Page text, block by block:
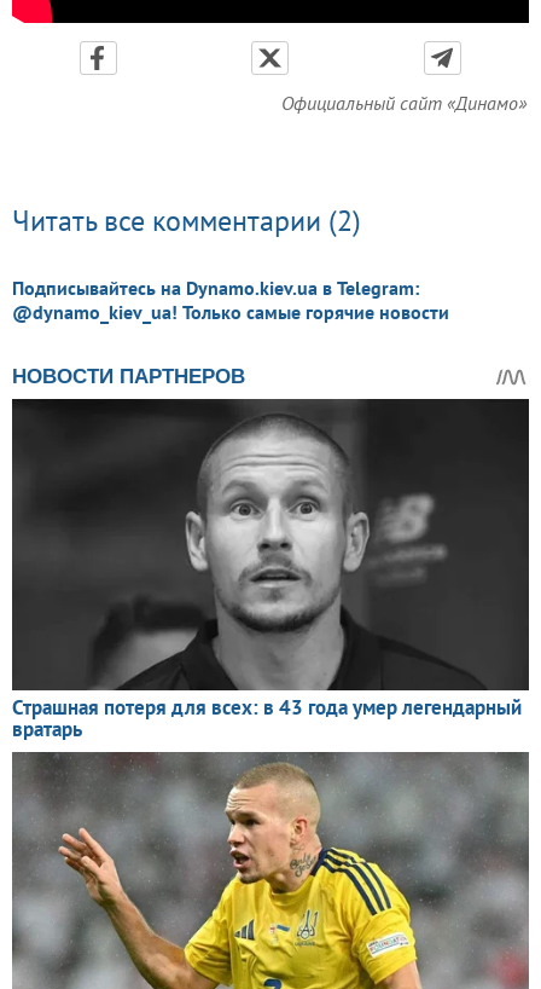
Официальный сайт «Динамо»
Читать все комментарии (2)
Подписывайтесь на Dynamo.kiev.ua в Telegram:
@dynamo_kiev_ua! Только самые горячие новости